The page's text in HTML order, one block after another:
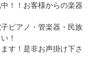
！！お客様からの楽器
ピアノ・管楽器・民族
！
す！是非お声掛け下さ